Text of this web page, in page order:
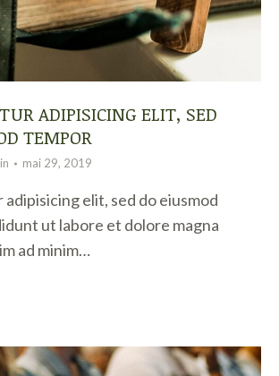
ADIPISICING ELIT, SED
TEMPOR
mai 29, 2019
elit, sed do eiusmod
ut labore et dolore magna
ad minim…